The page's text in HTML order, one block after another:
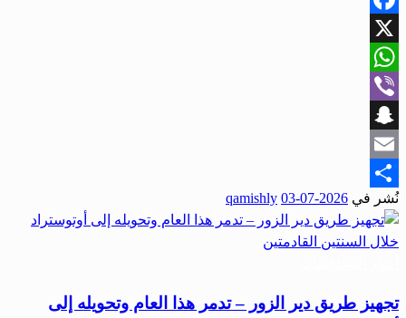
Facebook
X
WhatsApp
Viber
Snapchat
Email
Share
نُشر في 2026-07-03
qamishly
تجهيز طريق دير الزور – تدمر هذا العام وتحويله إلى